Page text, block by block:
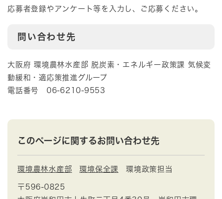
応募者登録やアンケート等を入力し、ご応募ください。
問い合わせ先
大阪府 環境農林水産部 脱炭素・エネルギー政策課 気候変
動緩和・適応策推進グループ
電話番号 06-6210-9553
このページに関するお問い合わせ先
環境農林水産部 環境保全課 環境政策担当
〒596-0825